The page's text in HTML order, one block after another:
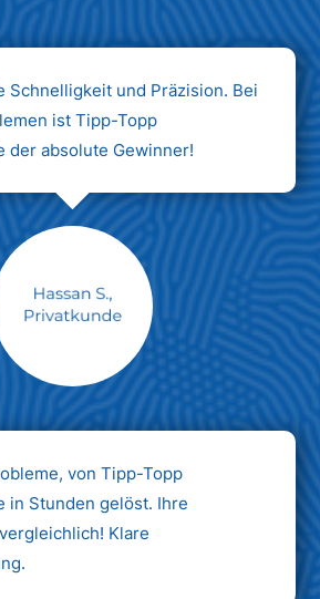
Schnelligkeit und Präzision. Bei
ist Tipp-Topp
der absolute Gewinner!
von Tipp-Topp
in Stunden gelöst. Ihre
Klare